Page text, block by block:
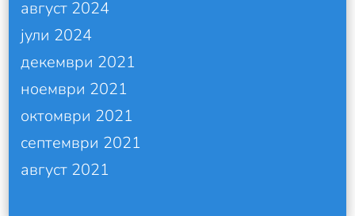
август 2024
јули 2024
декември 2021
ноември 2021
октомври 2021
септември 2021
август 2021